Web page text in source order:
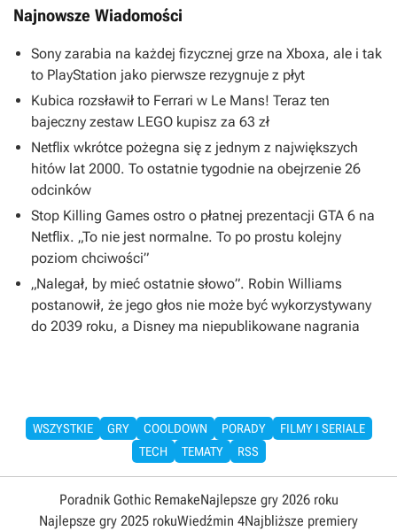
Najnowsze Wiadomości
Sony zarabia na każdej fizycznej grze na Xboxa, ale i tak
to PlayStation jako pierwsze rezygnuje z płyt
Kubica rozsławił to Ferrari w Le Mans! Teraz ten
bajeczny zestaw LEGO kupisz za 63 zł
Netflix wkrótce pożegna się z jednym z największych
hitów lat 2000. To ostatnie tygodnie na obejrzenie 26
odcinków
Stop Killing Games ostro o płatnej prezentacji GTA 6 na
Netflix. „To nie jest normalne. To po prostu kolejny
poziom chciwości”
„Nalegał, by mieć ostatnie słowo”. Robin Williams
postanowił, że jego głos nie może być wykorzystywany
do 2039 roku, a Disney ma niepublikowane nagrania
WSZYSTKIE GRY COOLDOWN PORADY
FILMY I SERIALE
TECH
TEMATY RSS
Poradnik Gothic RemakeNajlepsze gry 2026 roku
Najlepsze gry 2025 rokuWiedźmin 4Najbliższe premiery